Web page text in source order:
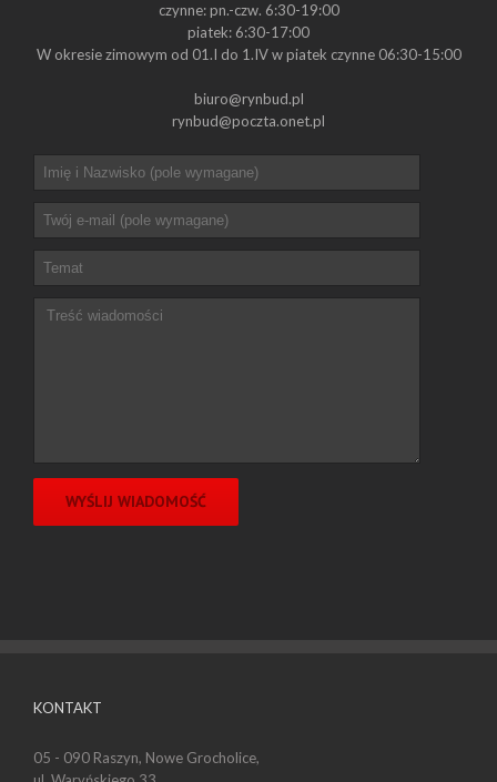
czynne: pn.-czw. 6:30-19:00
piatek: 6:30-17:00
W okresie zimowym od 01.I do 1.IV w piatek czynne 06:30-15:00
biuro@rynbud.pl
rynbud@poczta.onet.pl
KONTAKT
05 - 090 Raszyn, Nowe Grocholice,